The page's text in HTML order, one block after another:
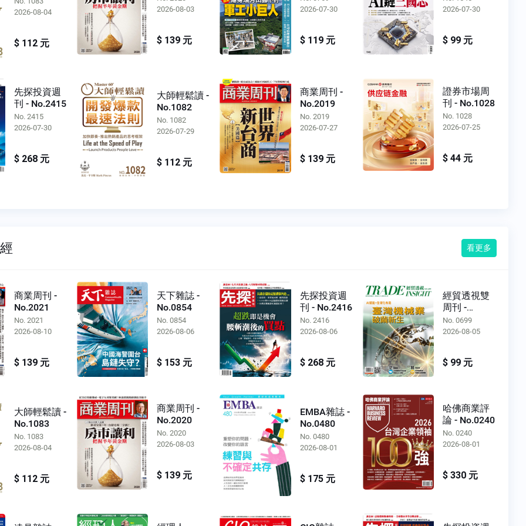
2026-08-04
$ 112 元
2026-08-03
$ 139 元
2026-07-30
$ 119 元
2026-07-30
$ 99 元
先探投資週
刊 - No.2415
No. 2415
2026-07-30
$ 268 元
大師輕鬆讀 -
No.1082
No. 1082
2026-07-29
$ 112 元
商業周刊 -
No.2019
No. 2019
2026-07-27
$ 139 元
證券市場周
刊 - No.1028
No. 1028
2026-07-25
$ 44 元
看更多
商業周刊 -
No.2021
No. 2021
2026-08-10
$ 139 元
天下雜誌 -
No.0854
No. 0854
2026-08-06
$ 153 元
先探投資週
刊 - No.2416
No. 2416
2026-08-06
$ 268 元
經貿透視雙
周刊 -
No.0699
No. 0699
2026-08-05
$ 99 元
大師輕鬆讀 -
No.1083
No. 1083
2026-08-04
$ 112 元
商業周刊 -
No.2020
No. 2020
2026-08-03
$ 139 元
EMBA雜誌 -
No.0480
No. 0480
2026-08-01
$ 175 元
哈佛商業評
論 - No.0240
No. 0240
2026-08-01
$ 330 元